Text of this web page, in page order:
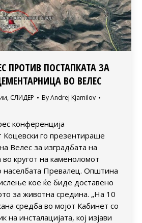
ПРОТИВ ПОСТАПКАТА ЗА
ВО ВЕЛЕС
, СЛИДЕР ByAndrej Kjamilov
конференција
Коцевски го презентираше
Велес за изградбата на
кругот на каменоломот
населбата Превалец. Општина
кое ќе биде доставено
за животна средина. „На 10
средба во мојот Кабинет со
на инсталацијата, кој изјави